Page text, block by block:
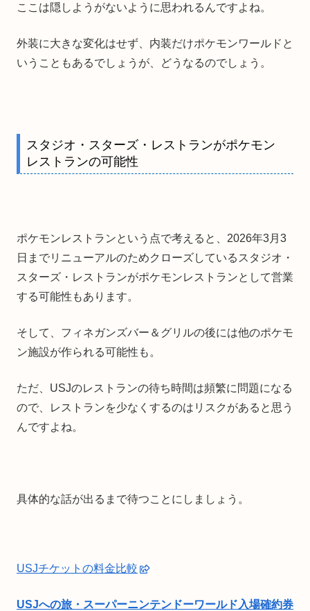
ここは隠しようがないように思われるんですよね。
外装に大きな変化はせず、内装だけポケモンワールドと
いうこともあるでしょうが、どうなるのでしょう。
スタジオ・スターズ・レストランがポケモン
レストランの可能性
ポケモンレストランという点で考えると、2026年3月3
日までリニューアルのためクローズしているスタジオ・
スターズ・レストランがポケモンレストランとして営業
する可能性もあります。
そして、フィネガンズバー＆グリルの後には他のポケモ
ン施設が作られる可能性も。
ただ、USJのレストランの待ち時間は頻繁に問題になる
ので、レストランを少なくするのはリスクがあると思う
んですよね。
具体的な話が出るまで待つことにしましょう。
USJチケットの料金比較
USJへの旅・スーパーニンテンドーワールド入場確約券